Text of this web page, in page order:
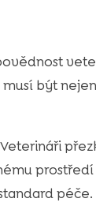
být
péče.